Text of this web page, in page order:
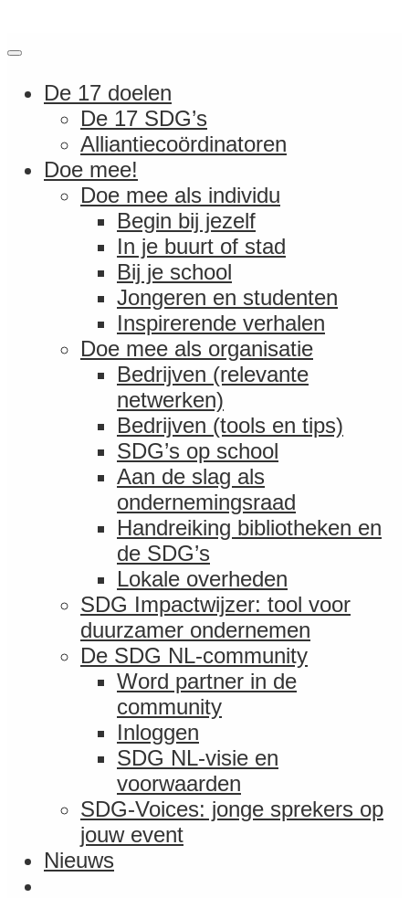
De 17 doelen
De 17 SDG’s
Alliantiecoördinatoren
Doe mee!
Doe mee als individu
Begin bij jezelf
In je buurt of stad
Bij je school
Jongeren en studenten
Inspirerende verhalen
Doe mee als organisatie
Bedrijven (relevante
netwerken)
Bedrijven (tools en tips)
SDG’s op school
Aan de slag als
ondernemingsraad
Handreiking bibliotheken en
de SDG’s
Lokale overheden
SDG Impactwijzer: tool voor
duurzamer ondernemen
De SDG NL-community
Word partner in de
community
Inloggen
SDG NL-visie en
voorwaarden
SDG-Voices: jonge sprekers op
jouw event
Nieuws